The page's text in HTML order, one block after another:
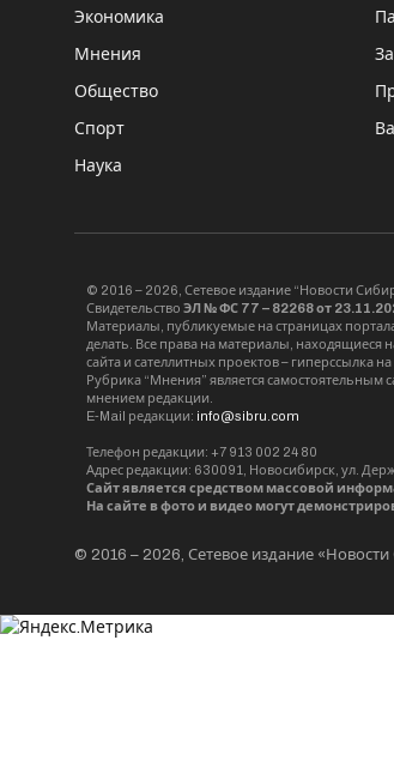
Экономика
Мнения
Общество
Спорт
Наука
© 2016 – 2026, Сетевое издание “Новости
Свидетельство ЭЛ № ФС 77 – 82268 от
Материалы, публикуемые на страницах
делать. Все права на материалы, находящиеся
сайта и сателлитных проектов – гиперссылка на
Рубрика “Мнения” является
мнением редакции.
E-Mail редакции: info@sibru.com
Телефон редакции: +7 913 002 24 80
Адрес редакции: 630091, Новосибирск, ул.
Сайт является средством массовой
На сайте в фото и видео могут
© 2016 – 2026, Сетевое издание